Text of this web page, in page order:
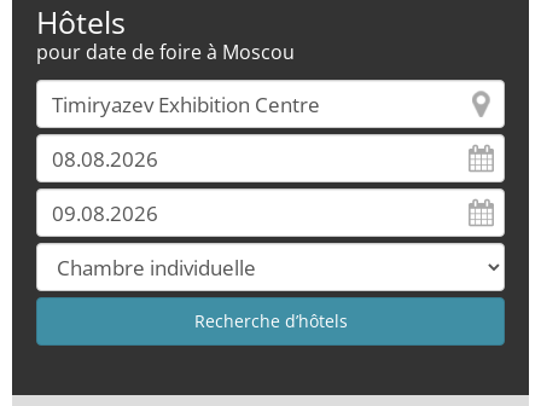
Hôtels
pour date de foire à Moscou